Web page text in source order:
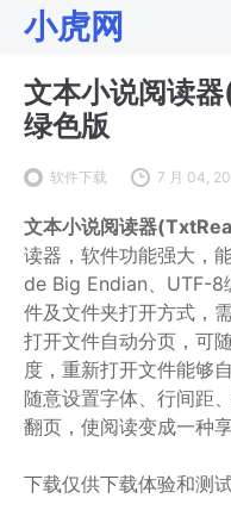
小虎网
文本小说阅读
绿色版
软件下载 7 月 04,
文本小说阅读器
读器，软件功能强大，
de Big Endian、UTF-8
件及文件夹打开方式，
打开文件自动分页，可
度，重新打开文件能够
随意设置字体、行间距
翻页，使阅读变成一种
下载仅供下载体验和测